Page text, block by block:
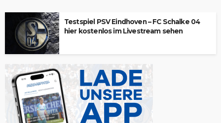
Testspiel PSV Eindhoven – FC Schalke 04
hier kostenlos im Livestream sehen